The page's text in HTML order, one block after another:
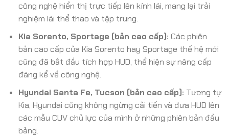
công nghệ hiển thị trực tiếp lên kính lái, mang lại trải
nghiệm lái thể thao và tập trung.
Kia Sorento, Sportage (bản cao cấp): Các phiên
bản cao cấp của Kia Sorento hay Sportage thế hệ mới
cũng đã bắt đầu tích hợp HUD, thể hiện sự nâng cấp
đáng kể về công nghệ.
Hyundai Santa Fe, Tucson (bản cao cấp): Tương tự
Kia, Hyundai cũng không ngừng cải tiến và đưa HUD lên
các mẫu CUV chủ lực của mình ở những phiên bản đầu
bảng.